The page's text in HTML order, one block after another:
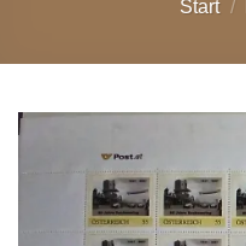
Start /